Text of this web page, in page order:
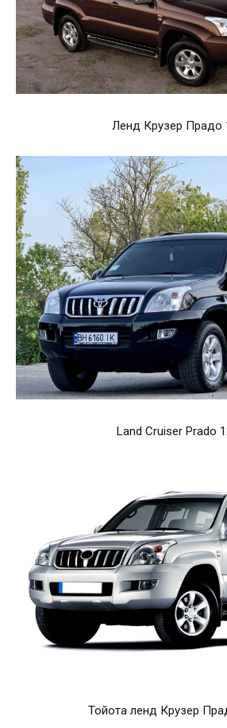
Ленд Крузер Прадо
Land Cruiser Prado
Тойота ленд Крузер